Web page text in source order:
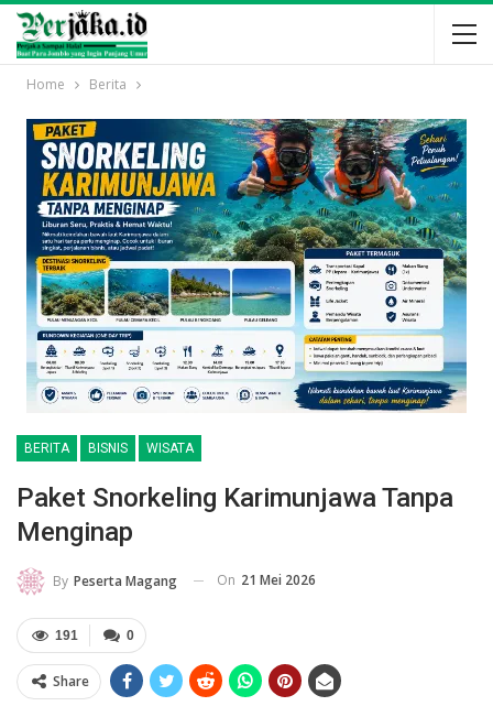
Home Berita
BERITA BISNIS WISATA
Paket Snorkeling Karimunjawa Tanpa
Menginap
By Peserta Magang On 21 Mei 2026
0
191
Share